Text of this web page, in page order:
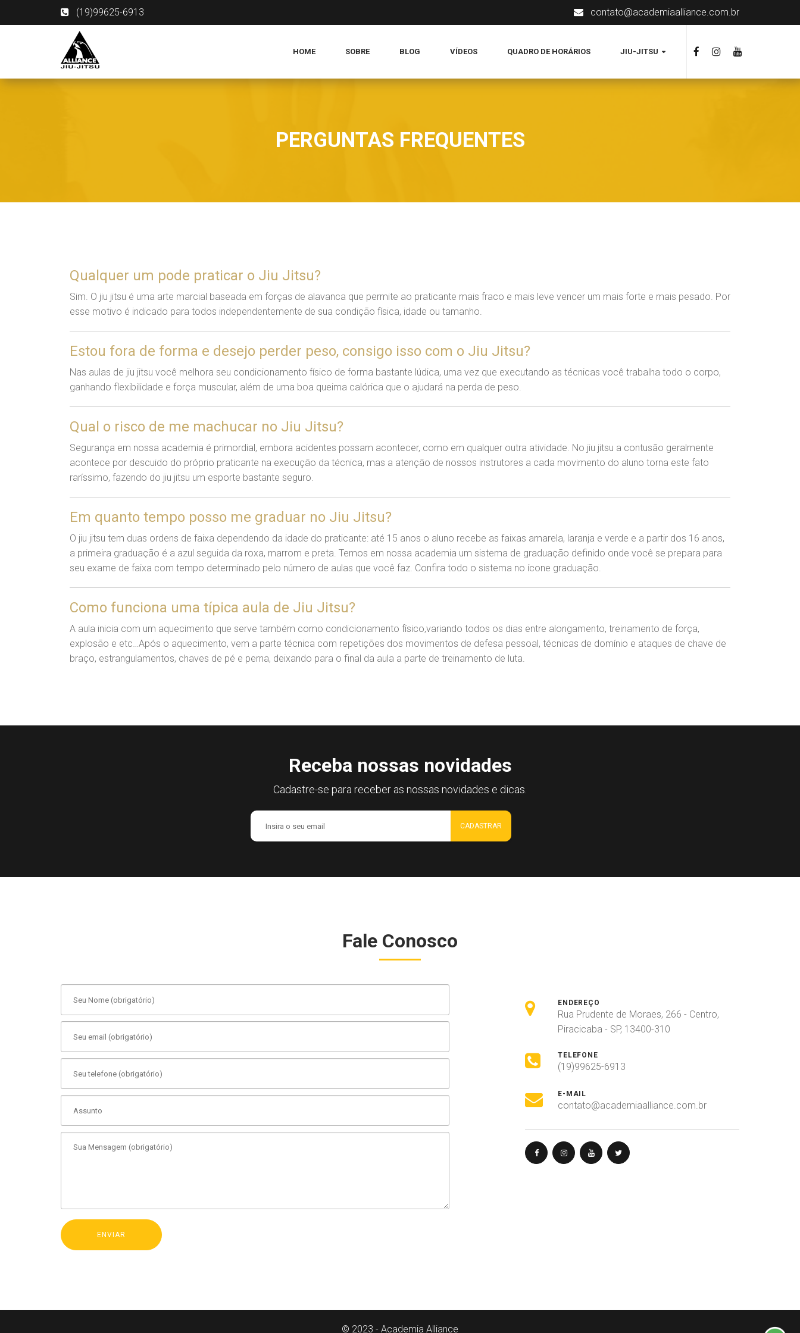
(19)99625-6913 contato@academiaalliance.com.br
HOME SOBRE BLOG VÍDEOS QUADRO DE HORÁRIOS JIU-JITSU
PERGUNTAS FREQUENTES
Qualquer um pode praticar o Jiu Jitsu?
Sim. O jiu jitsu é uma arte marcial baseada em forças de alavanca que permite ao praticante mais fraco e mais leve vencer um mais forte e mais pesado. Por
esse motivo é indicado para todos independentemente de sua condição física, idade ou tamanho.
Estou fora de forma e desejo perder peso, consigo isso com o Jiu Jitsu?
Nas aulas de jiu jitsu você melhora seu condicionamento físico de forma bastante lúdica, uma vez que executando as técnicas você trabalha todo o corpo,
ganhando flexibilidade e força muscular, além de uma boa queima calórica que o ajudará na perda de peso.
Qual o risco de me machucar no Jiu Jitsu?
Segurança em nossa academia é primordial, embora acidentes possam acontecer, como em qualquer outra atividade. No jiu jitsu a contusão geralmente
acontece por descuido do próprio praticante na execução da técnica, mas a atenção de nossos instrutores a cada movimento do aluno torna este fato
raríssimo, fazendo do jiu jitsu um esporte bastante seguro.
Em quanto tempo posso me graduar no Jiu Jitsu?
O jiu jitsu tem duas ordens de faixa dependendo da idade do praticante: até 15 anos o aluno recebe as faixas amarela, laranja e verde e a partir dos 16 anos,
a primeira graduação é a azul seguida da roxa, marrom e preta. Temos em nossa academia um sistema de graduação definido onde você se prepara para
seu exame de faixa com tempo determinado pelo número de aulas que você faz. Confira todo o sistema no ícone graduação.
Como funciona uma típica aula de Jiu Jitsu?
A aula inicia com um aquecimento que serve também como condicionamento físico,variando todos os dias entre alongamento, treinamento de força,
explosão e etc…Após o aquecimento, vem a parte técnica com repetições dos movimentos de defesa pessoal, técnicas de domínio e ataques de chave de
braço, estrangulamentos, chaves de pé e perna, deixando para o final da aula a parte de treinamento de luta.
Receba nossas novidades
Cadastre-se para receber as nossas novidades e dicas.
Fale Conosco
ENDEREÇO
Rua Prudente de Moraes, 266 - Centro,
Piracicaba - SP, 13400-310
TELEFONE
(19)99625-6913
E-MAIL
contato@academiaalliance.com.br
© 2023 - Academia Alliance
Olá, insira seus dados para continuar.